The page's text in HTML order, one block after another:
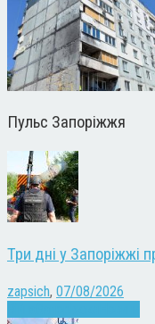
Пульс Запоріжжя
Три дні у Запоріжжі
zapsich, 07/08/2026